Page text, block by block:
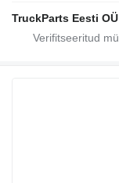
TruckParts Eesti OÜ